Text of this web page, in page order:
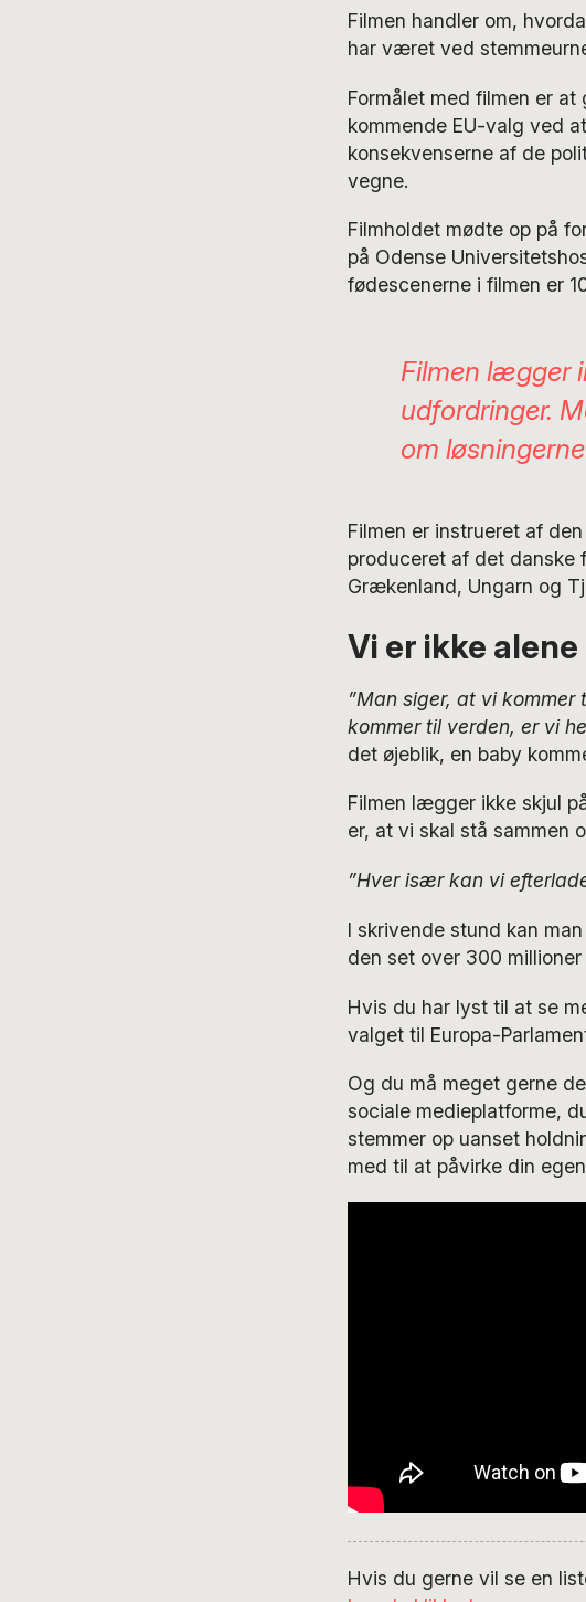
Filmen handler om,
har været ved
Formålet med filmen er
kommende EU-valg ved
konsekvenserne af de
vegne.
Filmholdet mødte op på
på Odense
fødescenerne i filmen er
Filmen lægger
udfordringer.
om løsningerne
Filmen er instrueret af
produceret af det danske
Grækenland, Ungarn og
Vi er ikke alene
”Man siger, at vi
kommer til verden, er vi
det øjeblik, en baby
Filmen lægger ikke skjul
er, at vi skal stå sammen
”Hver især kan vi
I skrivende stund kan
den set over 300 millioner
Hvis du har lyst til at se
valget til Europa-
Og du må meget gerne
sociale medieplatforme,
stemmer op uanset
med til at påvirke din
Hvis du gerne vil se en